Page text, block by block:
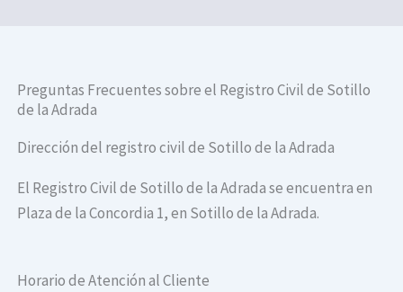
Preguntas Frecuentes sobre el Registro Civil de Sotillo
de la Adrada
Dirección del registro civil de Sotillo de la Adrada
El Registro Civil de Sotillo de la Adrada se encuentra en
Plaza de la Concordia 1, en Sotillo de la Adrada.
Horario de Atención al Cliente